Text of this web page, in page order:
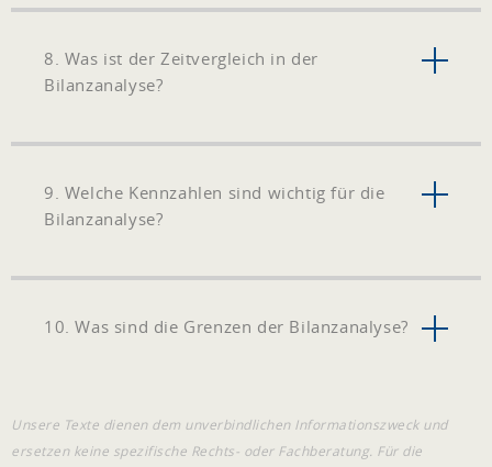
8. Was ist der Zeitvergleich in der
Bilanzanalyse?
9. Welche Kennzahlen sind wichtig für die
Bilanzanalyse?
10. Was sind die Grenzen der Bilanzanalyse?
Unsere Texte dienen dem unverbindlichen Informationszweck und
ersetzen keine spezifische Rechts- oder Fachberatung. Für die